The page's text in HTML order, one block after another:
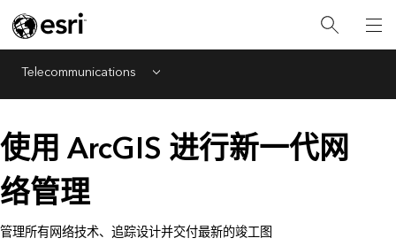
Telecommunications Menu
使用 ArcGIS 进行新一代网
络管理
管理所有网络技术、追踪设计并交付最新的竣工图